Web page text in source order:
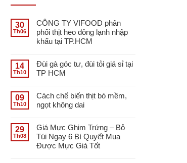
30
Th06
CÔNG TY VIFOOD phân
phối thịt heo đông lạnh nhập
khẩu tại TP.HCM
14
Th10
Đùi gà góc tư, đùi tỏi giá sỉ tại
TP HCM
09
Th10
Cách chế biến thịt bò mềm,
ngọt không dai
29
Th08
Giá Mực Ghim Trứng – Bỏ
Túi Ngay 6 Bí Quyết Mua
Được Mực Giá Tốt